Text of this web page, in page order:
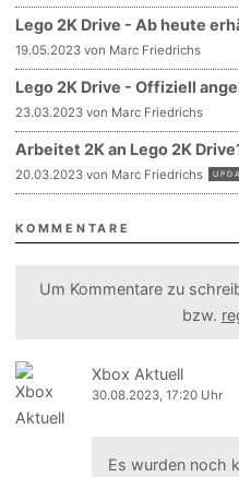
Lego 2K Drive - Ab heute
19.05.2023 von Marc Friedrichs
Lego 2K Drive - Offiziell
23.03.2023 von Marc Friedrichs
Arbeitet 2K an Lego 2K
20.03.2023 von Marc Friedrichs
KOMMENTARE
Um Kommentare zu
bzw.
Xbox Aktuell
30.08.2023, 17:20 Uhr
Es wurden noch